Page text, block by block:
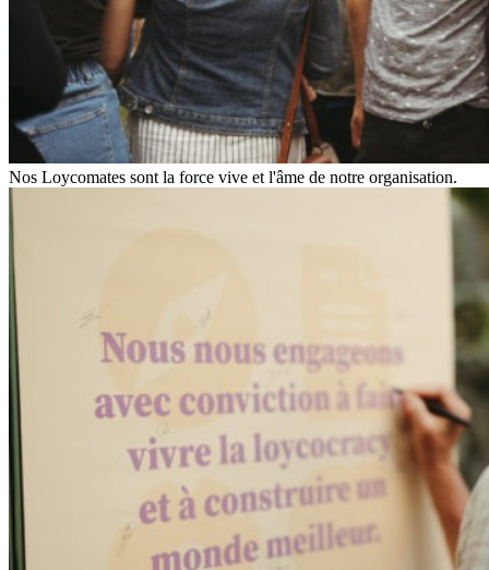
Nos Loycomates sont la force vive et l'âme de notre organisation.